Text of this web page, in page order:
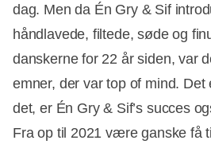
dag. Men da Én Gry & Sif
håndlavede, filtede, søde og
danskerne for 22 år siden, var
emner, der var top of mind. Det
det, er Én Gry & Sif’s succes
Fra op til 2021 være ganske få